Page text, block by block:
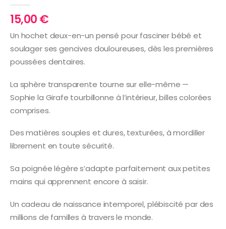
15,00€
Un hochet deux-en-un pensé pour fasciner bébé et
soulager ses gencives douloureuses, dès les premières
poussées dentaires.
La sphère transparente tourne sur elle-même —
Sophie la Girafe tourbillonne à l’intérieur, billes colorées
comprises.
Des matières souples et dures, texturées, à mordiller
librement en toute sécurité.
Sa poignée légère s’adapte parfaitement aux petites
mains qui apprennent encore à saisir.
Un cadeau de naissance intemporel, plébiscité par des
millions de familles à travers le monde.